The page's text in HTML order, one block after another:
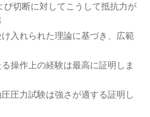
び切断に対してこうして抵抗力が
入れられた理論に基づき、広範
操作上の経験は最高に証明しま
圧力試験は強さが適する証明し